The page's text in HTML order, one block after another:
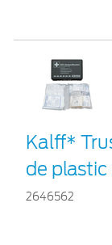
Kalff*
de plastic
2646562